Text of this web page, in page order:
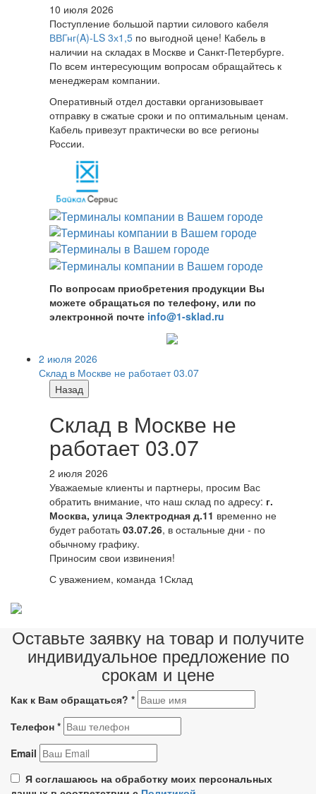
10 июля 2026
Поступление большой партии силового кабеля
ВВГнг(A)-LS 3х1,5 по выгодной цене! Кабель в
наличии на складах в Москве и Санкт-Петербурге.
По всем интересующим вопросам обращайтесь к
менеджерам компании.
Оперативный отдел доставки организовывает
отправку в сжатые сроки и по оптимальным ценам.
Кабель привезут практически во все регионы
России.
По вопросам приобретения продукции Вы
можете обращаться по телефону, или по
электронной почте info@1-sklad.ru
2 июля 2026
Склад в Москве не работает 03.07
Назад
Склад в Москве не
работает 03.07
2 июля 2026
Уважаемые клиенты и партнеры, просим Вас
обратить внимание, что наш склад по адресу: г.
Москва, улица Электродная д.11 временно не
будет работать 03.07.26, в остальные дни - по
обычному графику.
Приносим свои извинения!
С уважением, команда 1Склад
Оставьте заявку на товар и получите
индивидуальное предложение по
срокам и цене
Как к Вам обращаться? *
Телефон *
Email
Я соглашаюсь на обработку моих персональных